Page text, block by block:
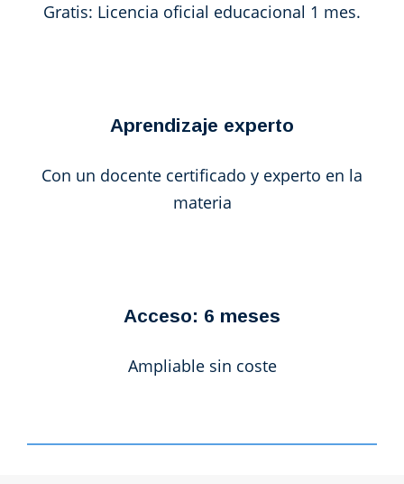
Gratis: Licencia oficial educacional 1 mes.
Aprendizaje experto
Con un docente certificado y experto en la
materia
Acceso: 6 meses
Ampliable sin coste